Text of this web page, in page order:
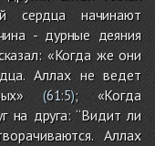
сердца начинают
- дурные деяния
«Когда же они
Аллах не ведет
(61:5); «Когда
на друга: “Видит ли
Аллах